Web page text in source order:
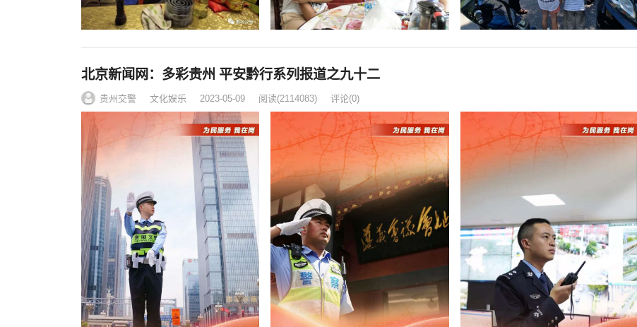
北京新闻网：多彩贵州 平安黔行系列报道之九十二
贵州交警 文化娱乐 2023-05-09 阅读(2114083) 评论(0)